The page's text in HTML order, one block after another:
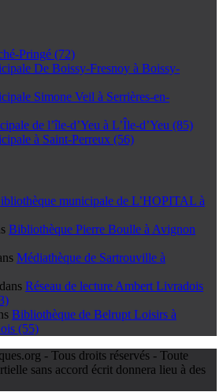
Pringé (72)
De Boissy-Fresnoy à Boissy-
Simone Veil à Serrières-en-
de l’île-d’Yeu à L’Île-d’Yeu (85)
à Saint-Perreux (56)
municipale de L’HOPITAL à
Bibliothèque Pierre Boulle à Avignon
Médiathèque de Sartrouville à
dans Réseau de lecture Ambert Livradois
Bibliothèque de Belrupt Loisirs à
(55)
- Tous droits réservés - Toute
sans accord écrit donnera lieu à des